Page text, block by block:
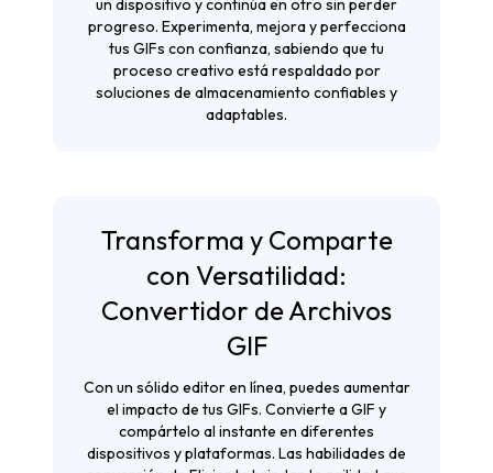
un dispositivo y continúa en otro sin perder
progreso. Experimenta, mejora y perfecciona
tus GIFs con confianza, sabiendo que tu
proceso creativo está respaldado por
soluciones de almacenamiento confiables y
adaptables.
Transforma y Comparte
con Versatilidad:
Convertidor de Archivos
GIF
Con un sólido editor en línea, puedes aumentar
el impacto de tus GIFs. Convierte a GIF y
compártelo al instante en diferentes
dispositivos y plataformas. Las habilidades de